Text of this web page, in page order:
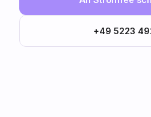
+49 5223